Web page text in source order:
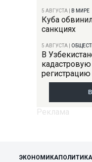
5 АВГУСТА В МИРЕ
Куба
санкциях
5 АВГУСТА
В
кадастровую
ЭКОНОМИКАПОЛИТИКА